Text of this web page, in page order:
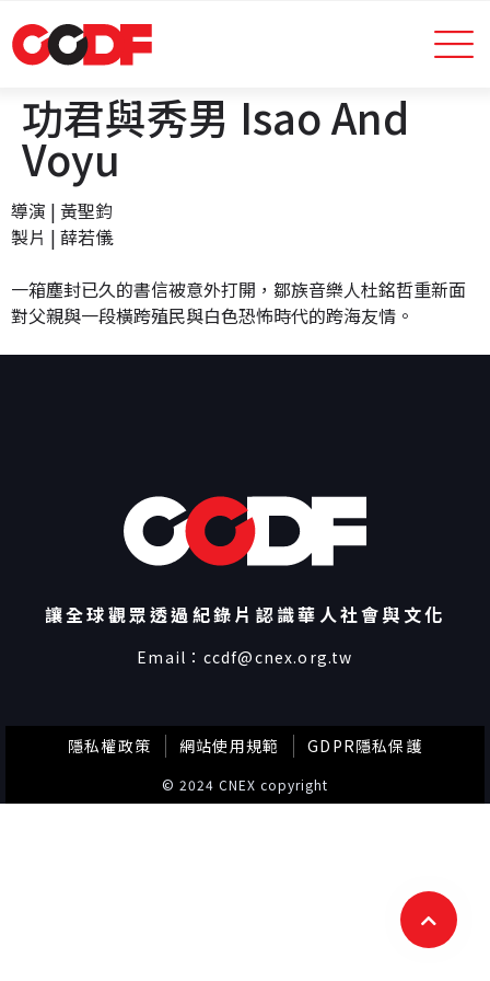
功君與秀男 Isao And
Voyu
導演 | 黃聖鈞
製片 | 薛若儀
一箱塵封已久的書信被意外打開，鄒族音樂人杜銘哲重新面
對父親與一段橫跨殖民與白色恐怖時代的跨海友情。
讓全球觀眾透過紀錄片認識華人社會與文化
Email： ccdf@cnex.org.tw
© 2024 CNEX copyright
隱私權政策 網站使用規範 GDPR隱私保護